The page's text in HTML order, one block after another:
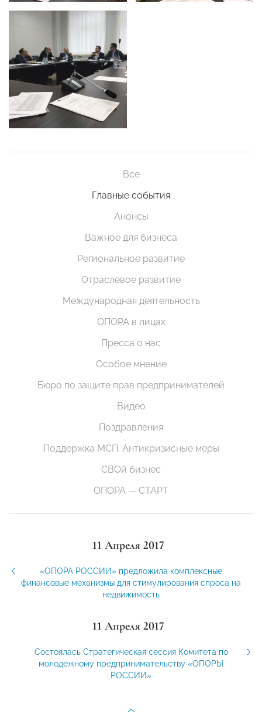
Все
Главные события
Анонсы
Важное для бизнеса
Региональное развитие
Отраслевое развитие
Международная деятельность
ОПОРА в лицах
Пресса о нас
Особое мнение
Бюро по защите прав предпринимателей
Видео
Поздравления
Поддержка МСП. Антикризисные меры
СВОй бизнес
ОПОРА — СТАРТ
11 Апреля 2017
«ОПОРА РОССИИ» предложила комплексные
финансовые механизмы для стимулирования спроса на
недвижимость
11 Апреля 2017
Состоялась Стратегическая сессия Комитета по
молодежному предпринимательству «ОПОРЫ
РОССИИ»